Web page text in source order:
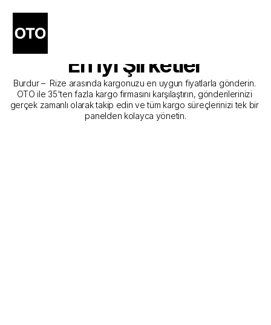
Burdur - Rize Kargo
Gönderim Hizmeti Sunan
En İyi Şirketler
Burdur –  Rize arasında kargonuzu en uygun fiyatlarla gönderin.
OTO ile 35'ten fazla kargo firmasını karşılaştırın, gönderilerinizi
gerçek zamanlı olarak takip edin ve tüm kargo süreçlerinizi tek bir
panelden kolayca yönetin.